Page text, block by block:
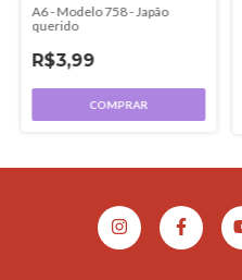
A6 - Modelo 758 - Japão
querido
R$3,99
COMPRAR